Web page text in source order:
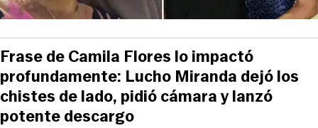
Frase de Camila Flores lo impactó
profundamente: Lucho Miranda dejó los
chistes de lado, pidió cámara y lanzó
potente descargo